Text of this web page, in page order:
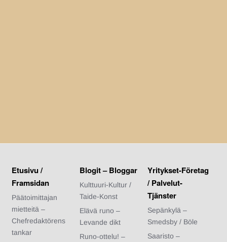
Etusivu /
Framsidan
Päätoimittajan
mietteitä –
Chefredaktörens
tankar
Blogit – Bloggar
Kulttuuri-Kultur /
Taide-Konst
Elävä runo –
Levande dikt
Runo-ottelu! –
Yritykset-Företag
/ Palvelut-
Tjänster
Sepänkylä –
Smedsby / Böle
Saaristo –